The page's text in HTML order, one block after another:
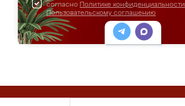
согласно Политике конфиденциальности
Пользовательскому соглашению